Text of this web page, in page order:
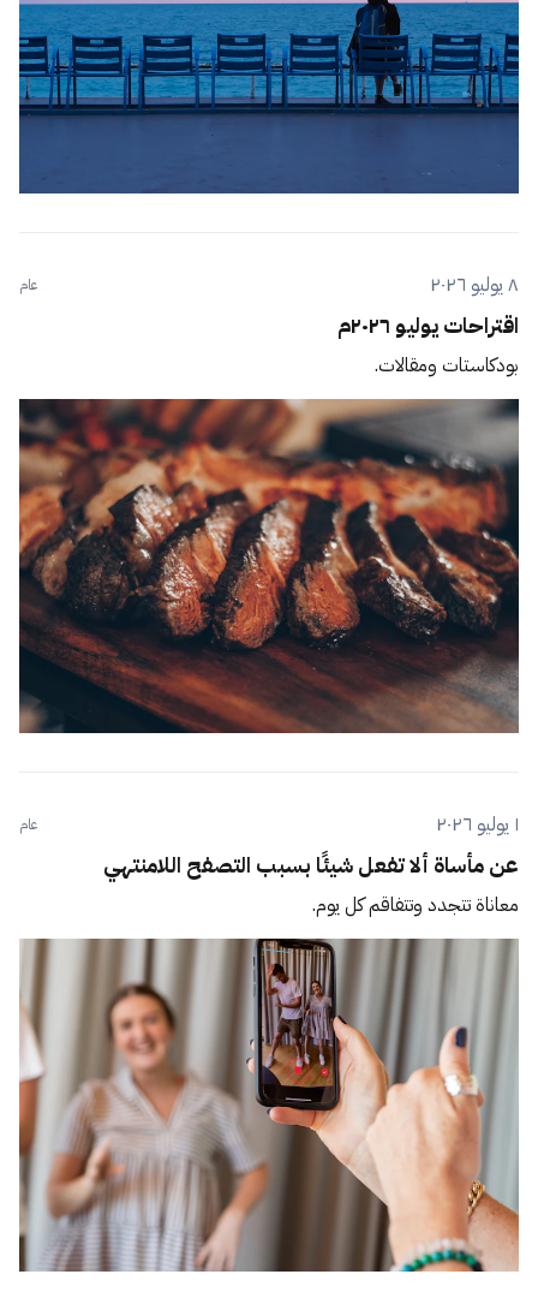
٨ يوليو ٢٠٢٦ عام
اقتراحات يوليو ٢٠٢٦م
بودكاستات ومقالات.
١ يوليو ٢٠٢٦ عام
عن مأساة ألا تفعل شيئًا بسبب التصفح اللامنتهي
معاناة تتجدد وتتفاقم كل يوم.